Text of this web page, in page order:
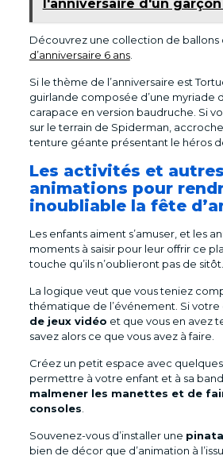
l'anniversaire d'un
Découvrez une collection de ballons
d’anniversaire 6 ans.
Si le thème de l’anniversaire est
guirlande composée d’une myriade
carapace en version baudruche. Si
sur le terrain de Spiderman,
tenture géante présentant le héros
Les activités et autres
animations pour
inoubliable la fête
Les enfants aiment s’amuser, et les
moments à saisir pour leur offrir ce
touche qu’ils n’oublieront pas de sitôt.
La logique veut que vous teniez
thématique de l’événement. Si votre
de jeux vidéo et que vous en avez
savez alors ce que vous avez à faire.
Créez un petit espace avec
permettre à votre enfant et à sa
malmener les manettes et de
consoles.
Souvenez-vous d’installer une pinata
bien de décor que d’animation à